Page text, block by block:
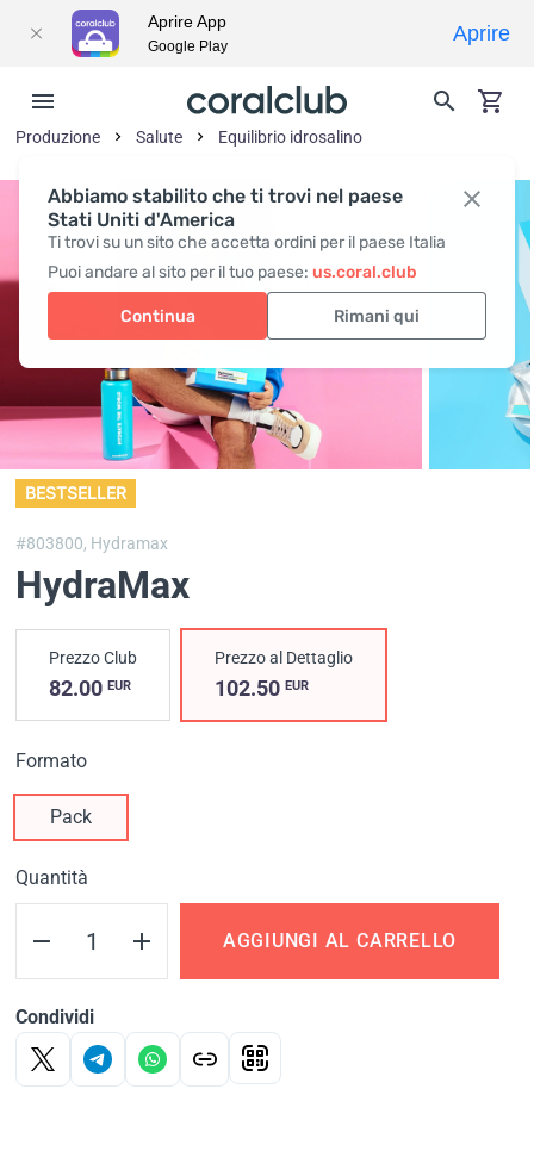
Abbiamo stabilito che ti trovi nel paese
Stati Uniti d'America
Ti trovi su un sito che accetta ordini per il paese Italia
Puoi andare al sito per il tuo paese: us.coral.club
Continua Rimani qui
Produzione Salute Equilibrio idrosalino
BESTSELLER
#803800, Hydramax
HydraMax
Prezzo Club
82.00 EUR
Prezzo al Dettaglio
102.50EUR
Formato
Pack
Quantità
AGGIUNGI AL CARRELLO
Condividi
Aprire App
Google Play
Aprire